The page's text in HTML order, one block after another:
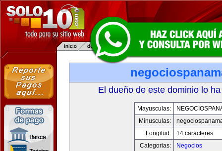
El dueño de este dominio lo
Mayusculas:
Minusculas:
Longitud:
14 caracteres
Categorias:
Negocios